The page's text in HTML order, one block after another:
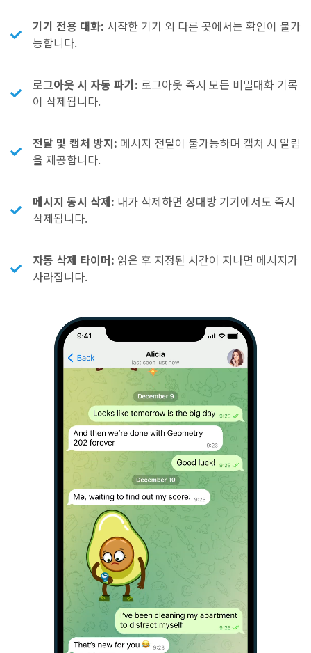
기기 전용 대화: 시작한 기기 외 다른 곳에서는 확인이 불가
능합니다.
로그아웃 시 자동 파기: 로그아웃 즉시 모든 비밀대화 기록
이 삭제됩니다.
전달 및 캡처 방지: 메시지 전달이 불가능하며 캡처 시 알림
을 제공합니다.
메시지 동시 삭제: 내가 삭제하면 상대방 기기에서도 즉시
삭제됩니다.
자동 삭제 타이머: 읽은 후 지정된 시간이 지나면 메시지가
사라집니다.